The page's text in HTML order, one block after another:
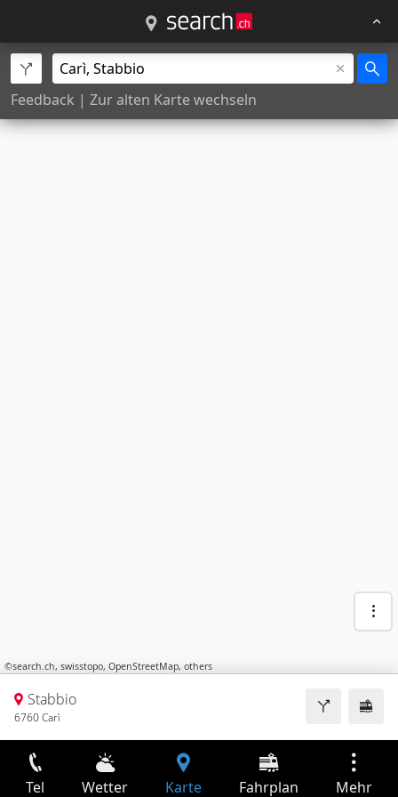
Feedback | Zur alten Karte wechseln
©search.ch, swisstopo, OpenStreetMap, others
Stabbio
6760 Carì
Tel Wetter Karte Fahrplan Mehr